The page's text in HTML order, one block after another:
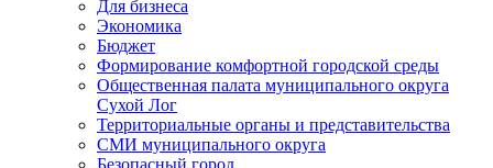
Для бизнеса
Экономика
Бюджет
Формирование комфортной городской среды
Общественная палата муниципального округа
Сухой Лог
Территориальные органы и представительства
СМИ муниципального округа
Безопасный город